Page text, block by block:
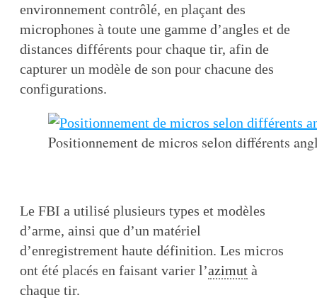
environnement contrôlé, en plaçant des
microphones à toute une gamme d’angles et de
distances différents pour chaque tir, afin de
capturer un modèle de son pour chacune des
configurations.
Positionnement de micros selon différents
Le FBI a utilisé plusieurs types et modèles
d’arme, ainsi que d’un matériel
d’enregistrement haute définition. Les micros
ont été placés en faisant varier l’azimut à
chaque tir.